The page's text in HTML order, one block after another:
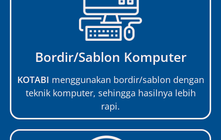
Bordir/Sablon Komputer
KOTABI menggunakan bordir/sablon dengan
teknik komputer, sehingga hasilnya lebih
rapi.